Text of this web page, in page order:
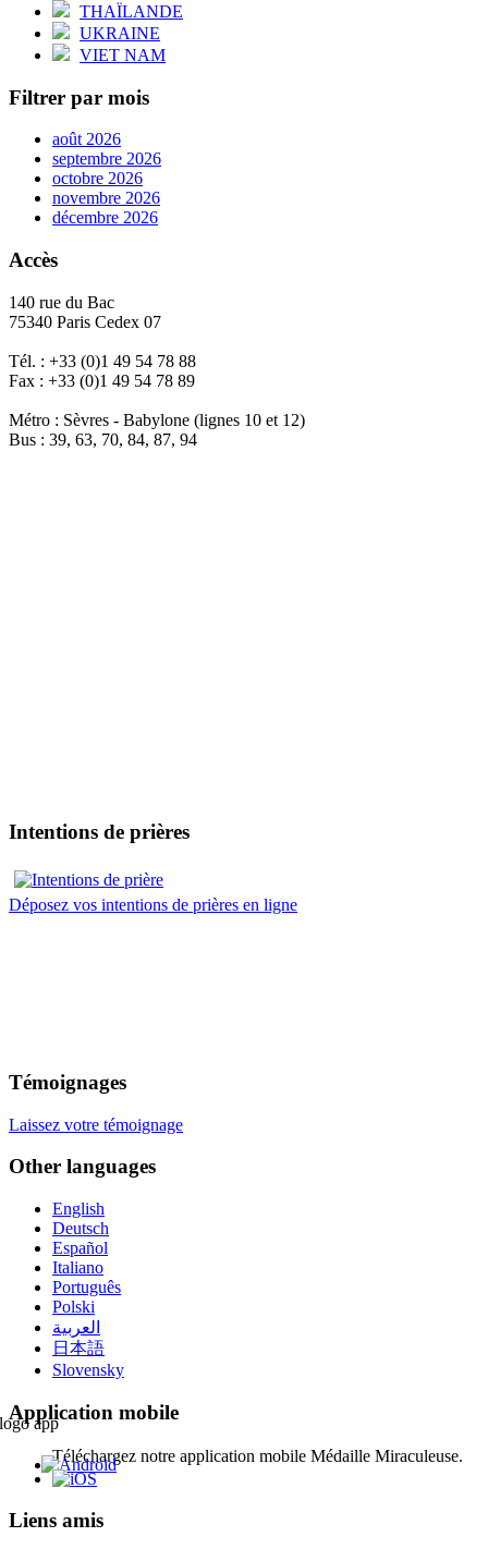
THAÏLANDE
UKRAINE
VIET NAM
Filtrer par mois
août 2026
septembre 2026
octobre 2026
novembre 2026
décembre 2026
Accès
140 rue du Bac
75340 Paris Cedex 07
Tél. : +33 (0)1 49 54 78 88
Fax : +33 (0)1 49 54 78 89
Métro : Sèvres - Babylone (lignes 10 et 12)
Bus : 39, 63, 70, 84, 87, 94
Intentions de prières
Déposez vos intentions de prières en ligne
Témoignages
Laissez votre témoignage
Other languages
English
Deutsch
Español
Italiano
Português
Polski
العربية
日本語
Slovensky
Application mobile
Téléchargez notre application mobile Médaille Miraculeuse.
Liens amis